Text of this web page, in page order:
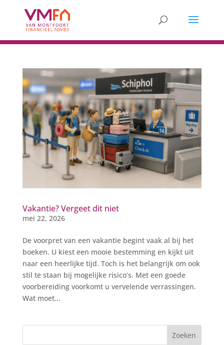
Vakantie? Vergeet dit niet
mei 22, 2026
De voorpret van een vakantie begint vaak al bij het
boeken. U kiest een mooie bestemming en kijkt uit
naar een heerlijke tijd. Toch is het belangrijk om ook
stil te staan bij mogelijke risico’s. Met een goede
voorbereiding voorkomt u vervelende verrassingen.
Wat moet...